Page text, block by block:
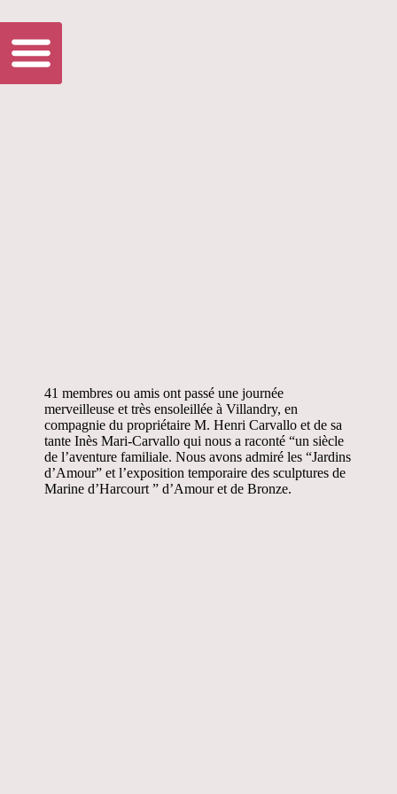
41 membres ou amis ont passé une journée
merveilleuse et très ensoleillée à Villandry, en
compagnie du propriétaire M. Henri Carvallo et de sa
tante Inès Mari-Carvallo qui nous a raconté “un siècle
de l’aventure familiale. Nous avons admiré les “Jardins
d’Amour” et l’exposition temporaire des sculptures de
Marine d’Harcourt ” d’Amour et de Bronze.